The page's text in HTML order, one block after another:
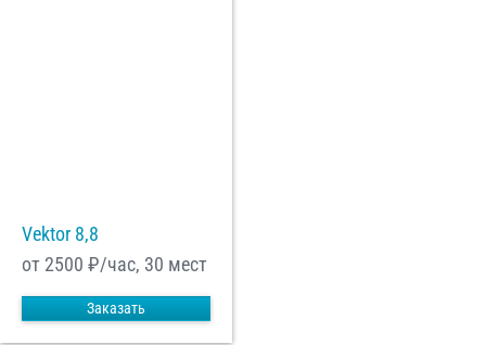
Vektor 8,8
от 2500 ₽/час, 30 мест
Заказать